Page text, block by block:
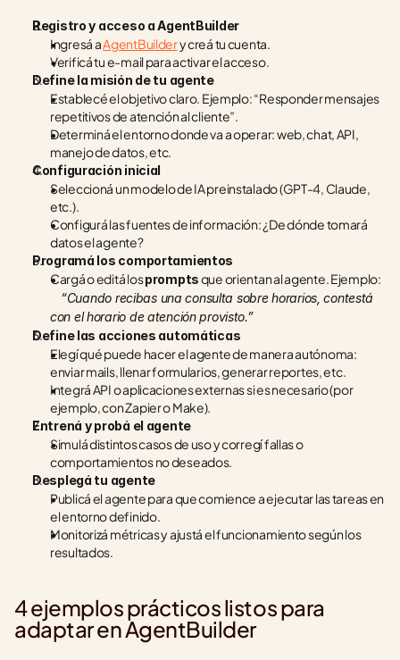
Registro y acceso a AgentBuilder
Ingresá a AgentBuilder y creá tu cuenta.
Verificá tu e-mail para activar el acceso.
Define la misión de tu agente
Establecé el objetivo claro. Ejemplo: “Responder mensajes
repetitivos de atención al cliente”.
Determiná el entorno donde va a operar: web, chat, API,
manejo de datos, etc.
Configuración inicial
Seleccioná un modelo de IA preinstalado (GPT-4, Claude,
etc.).
Configurá las fuentes de información: ¿De dónde tomará
datos el agente?
Programá los comportamientos
Cargá o editá los prompts que orientan al agente. Ejemplo:
“Cuando recibas una consulta sobre horarios, contestá
con el horario de atención provisto.”
Define las acciones automáticas
Elegí qué puede hacer el agente de manera autónoma:
enviar mails, llenar formularios, generar reportes, etc.
Integrá API o aplicaciones externas si es necesario (por
ejemplo, con Zapier o Make).
Entrená y probá el agente
Simulá distintos casos de uso y corregí fallas o
comportamientos no deseados.
Desplegá tu agente
Publicá el agente para que comience a ejecutar las tareas en
el entorno definido.
Monitorizá métricas y ajustá el funcionamiento según los
resultados.
4 ejemplos prácticos listos para
adaptar en AgentBuilder